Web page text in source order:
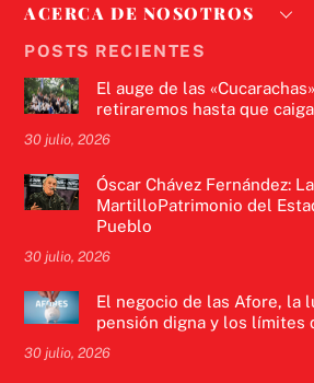
ACERCA DE NOSOTROS
POSTS RECIENTES
El auge de las
retiraremos hasta que
30 julio, 2026
Óscar Chávez Fernández:
MartilloPatrimonio del
Pueblo
30 julio, 2026
El negocio de las Afore, la
pensión digna y los límites
30 julio, 2026